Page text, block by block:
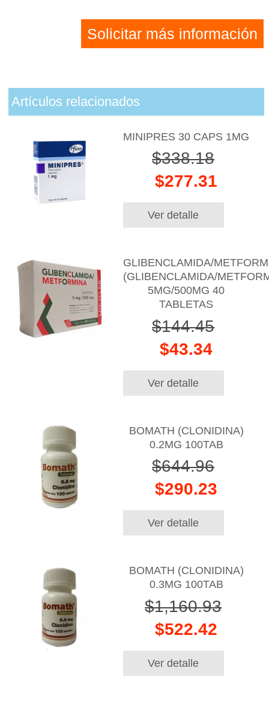
Solicitar más información
Artículos relacionados
MINIPRES 30 CAPS 1MG
$338.18
$277.31
Ver detalle
GLIBENCLAMIDA/
(GLIBENCLAMIDA/
5MG/500MG 40
TABLETAS
$144.45
$43.34
Ver detalle
BOMATH (CLONIDINA)
0.2MG 100TAB
$644.96
$290.23
Ver detalle
BOMATH (CLONIDINA)
0.3MG 100TAB
$1,160.93
$522.42
Ver detalle